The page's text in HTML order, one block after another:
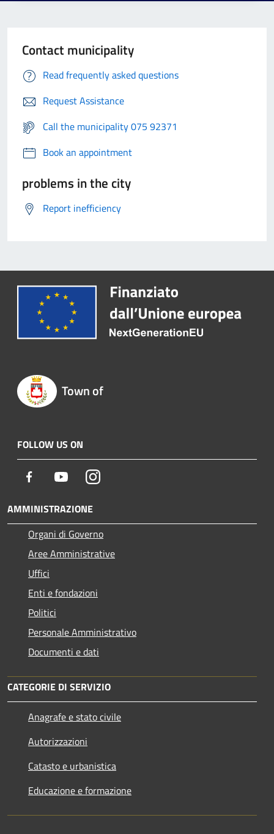
Contact municipality
Read frequently asked questions
Request Assistance
Call the municipality 075 92371
Book an appointment
problems in the city
Report inefficiency
Town of
FOLLOW US ON
Facebook YoutubeInstagram
AMMINISTRAZIONE
Organi di Governo
Aree Amministrative
Uffici
Enti e fondazioni
Politici
Personale Amministrativo
Documenti e dati
CATEGORIE DI SERVIZIO
Anagrafe e stato civile
Autorizzazioni
Catasto e urbanistica
Educazione e formazione